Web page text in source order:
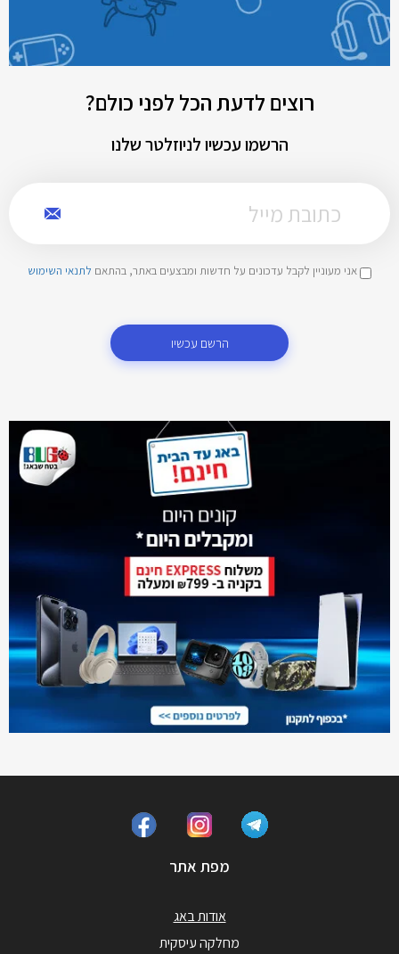
רוצים לדעת הכל לפני כולם?
הרשמו עכשיו לניוזלטר שלנו
אני מעוניין לקבל עדכונים על חדשות ומבצעים באתר, בהתאם לתנאי השימוש
הרשם עכשיו
מפת אתר
אודות באג
מחלקה עיסקית